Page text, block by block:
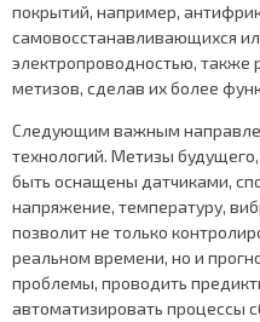
покрытий, например,
самовосстанавливающихся
электропроводностью, также
метизов, сделав их более
Следующим важным
технологий. Метизы
быть оснащены датчиками,
напряжение, температуру,
позволит не только
реальном времени, но и
проблемы, проводить
автоматизировать процессы